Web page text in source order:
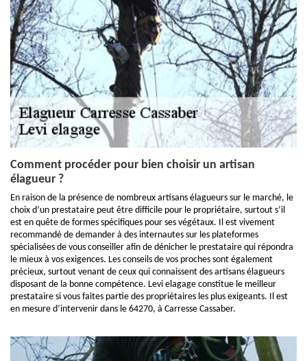
Comment procéder pour bien choisir un artisan
élagueur ?
En raison de la présence de nombreux artisans élagueurs sur le marché, le
choix d’un prestataire peut être difficile pour le propriétaire, surtout s’il
est en quête de formes spécifiques pour ses végétaux. Il est vivement
recommandé de demander à des internautes sur les plateformes
spécialisées de vous conseiller afin de dénicher le prestataire qui répondra
le mieux à vos exigences. Les conseils de vos proches sont également
précieux, surtout venant de ceux qui connaissent des artisans élagueurs
disposant de la bonne compétence. Levi elagage constitue le meilleur
prestataire si vous faites partie des propriétaires les plus exigeants. Il est
en mesure d’intervenir dans le 64270, à Carresse Cassaber.